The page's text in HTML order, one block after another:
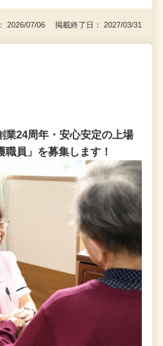
2026/07/06 掲載終了日： 2027/03/31
業24周年・安心安定の上場
員」を募集します！